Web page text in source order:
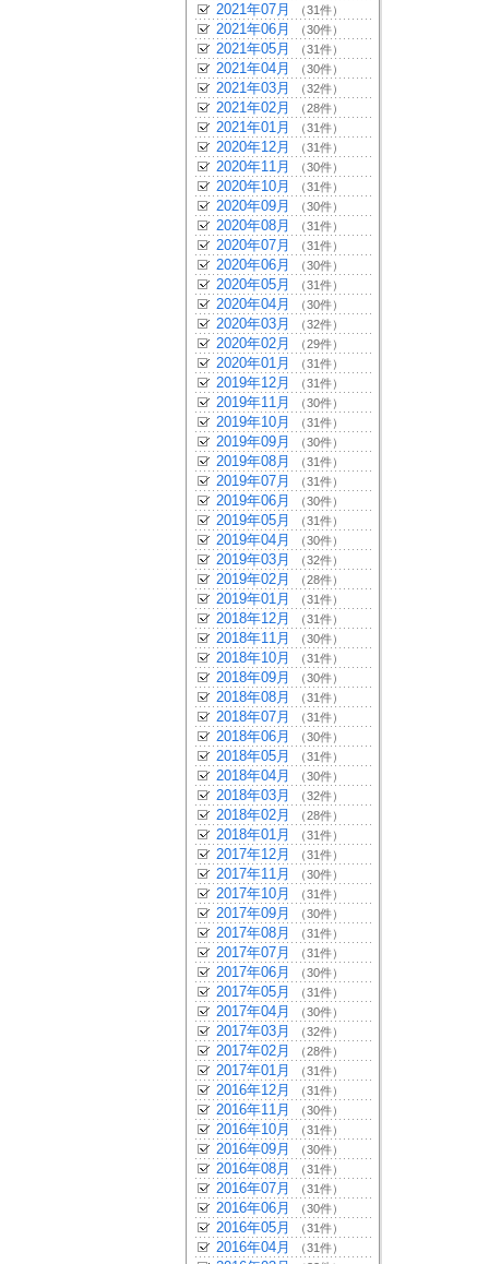
2021年07月 （31件）
2021年06月 （30件）
2021年05月 （31件）
2021年04月 （30件）
2021年03月 （32件）
2021年02月 （28件）
2021年01月 （31件）
2020年12月 （31件）
2020年11月 （30件）
2020年10月 （31件）
2020年09月 （30件）
2020年08月 （31件）
2020年07月 （31件）
2020年06月 （30件）
2020年05月 （31件）
2020年04月 （30件）
2020年03月 （32件）
2020年02月 （29件）
2020年01月 （31件）
2019年12月 （31件）
2019年11月 （30件）
2019年10月 （31件）
2019年09月 （30件）
2019年08月 （31件）
2019年07月 （31件）
2019年06月 （30件）
2019年05月 （31件）
2019年04月 （30件）
2019年03月 （32件）
2019年02月 （28件）
2019年01月 （31件）
2018年12月 （31件）
2018年11月 （30件）
2018年10月 （31件）
2018年09月 （30件）
2018年08月 （31件）
2018年07月 （31件）
2018年06月 （30件）
2018年05月 （31件）
2018年04月 （30件）
2018年03月 （32件）
2018年02月 （28件）
2018年01月 （31件）
2017年12月 （31件）
2017年11月 （30件）
2017年10月 （31件）
2017年09月 （30件）
2017年08月 （31件）
2017年07月 （31件）
2017年06月 （30件）
2017年05月 （31件）
2017年04月 （30件）
2017年03月 （32件）
2017年02月 （28件）
2017年01月 （31件）
2016年12月 （31件）
2016年11月 （30件）
2016年10月 （31件）
2016年09月 （30件）
2016年08月 （31件）
2016年07月 （31件）
2016年06月 （30件）
2016年05月 （31件）
2016年04月 （31件）